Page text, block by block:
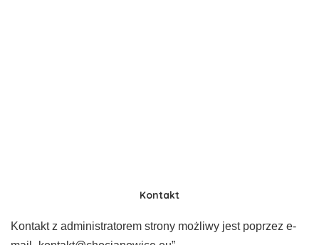
Kontakt
Kontakt z administratorem strony możliwy jest poprzez e-